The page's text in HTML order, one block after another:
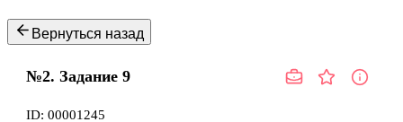
Вернуться назад
№2. Задание 9
ID: 00001245